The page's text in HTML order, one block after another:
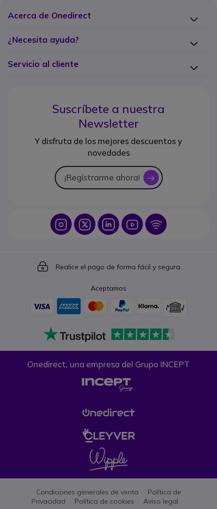
Acerca de Onedirect
¿Necesita ayuda?
Servicio al cliente
Suscríbete a nuestra
Newsletter
Y disfruta de los mejores descuentos y
novedades
¡Regístrarme ahora! icon
Icon IconIcon Icon Icon
Icon
Realice el pago de forma fácil y segura
Aceptamos
Onedirect, una empresa del Grupo INCEPT
Condiciones generales de venta
Política de
Privacidad
Política de cookies Aviso legal